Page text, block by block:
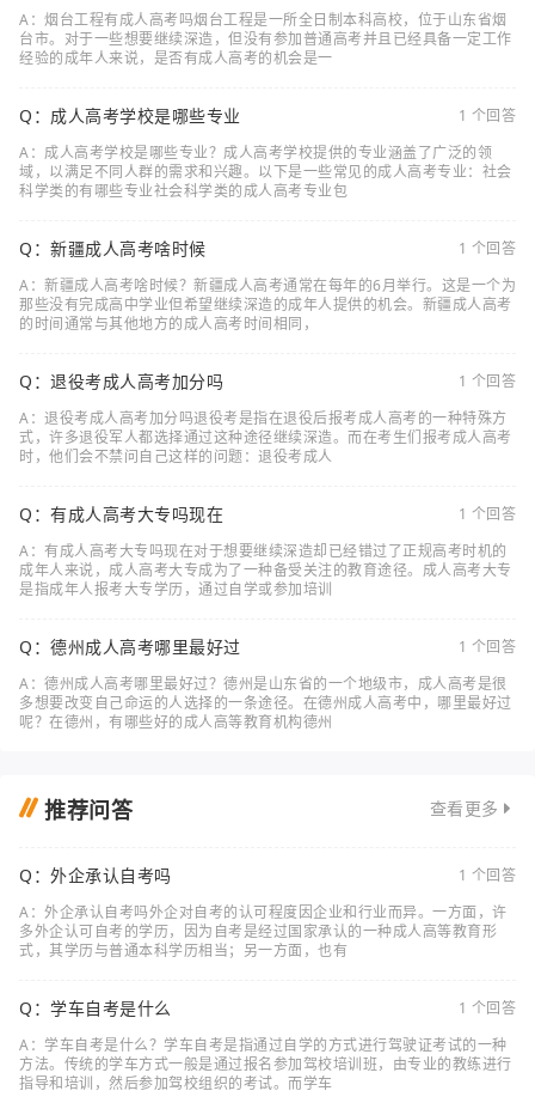
A：烟台工程有成人高考吗烟台工程是一所全日制本科高校，位于山东省烟
台市。对于一些想要继续深造，但没有参加普通高考并且已经具备一定工作
经验的成年人来说，是否有成人高考的机会是一
Q：成人高考学校是哪些专业
1 个回答
A：成人高考学校是哪些专业？成人高考学校提供的专业涵盖了广泛的领
域，以满足不同人群的需求和兴趣。以下是一些常见的成人高考专业：社会
科学类的有哪些专业社会科学类的成人高考专业包
Q：新疆成人高考啥时候
1 个回答
A：新疆成人高考啥时候？新疆成人高考通常在每年的6月举行。这是一个为
那些没有完成高中学业但希望继续深造的成年人提供的机会。新疆成人高考
的时间通常与其他地方的成人高考时间相同，
Q：退役考成人高考加分吗
1 个回答
A：退役考成人高考加分吗退役考是指在退役后报考成人高考的一种特殊方
式，许多退役军人都选择通过这种途径继续深造。而在考生们报考成人高考
时，他们会不禁问自己这样的问题：退役考成人
Q：有成人高考大专吗现在
1 个回答
A：有成人高考大专吗现在对于想要继续深造却已经错过了正规高考时机的
成年人来说，成人高考大专成为了一种备受关注的教育途径。成人高考大专
是指成年人报考大专学历，通过自学或参加培训
Q：德州成人高考哪里最好过
1 个回答
A：德州成人高考哪里最好过？德州是山东省的一个地级市，成人高考是很
多想要改变自己命运的人选择的一条途径。在德州成人高考中，哪里最好过
呢？在德州，有哪些好的成人高等教育机构德州
推荐问答 查看更多
Q：外企承认自考吗
1 个回答
A：外企承认自考吗外企对自考的认可程度因企业和行业而异。一方面，许
多外企认可自考的学历，因为自考是经过国家承认的一种成人高等教育形
式，其学历与普通本科学历相当；另一方面，也有
Q：学车自考是什么
1 个回答
A：学车自考是什么？学车自考是指通过自学的方式进行驾驶证考试的一种
方法。传统的学车方式一般是通过报名参加驾校培训班，由专业的教练进行
指导和培训，然后参加驾校组织的考试。而学车